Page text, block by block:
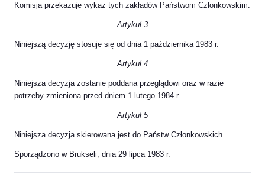
Komisja przekazuje wykaz tych zakładów Państwom Członkowskim.
Artykuł 3
Niniejszą decyzję stosuje się od dnia 1 października 1983 r.
Artykuł 4
Niniejsza decyzja zostanie poddana przeglądowi oraz w razie
potrzeby zmieniona przed dniem 1 lutego 1984 r.
Artykuł 5
Niniejsza decyzja skierowana jest do Państw Członkowskich.
Sporządzono w Brukseli, dnia 29 lipca 1983 r.